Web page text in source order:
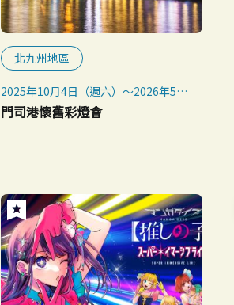
北九州地區
2025年10月4日（週六）～2026年5月
24日（週日）
門司港懷舊彩燈會